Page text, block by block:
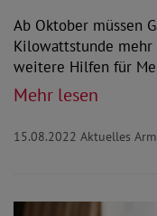
Ab Oktober müssen
Kilowattstunde mehr
weitere Hilfen für
Mehr lesen
15.08.2022 Aktuelles